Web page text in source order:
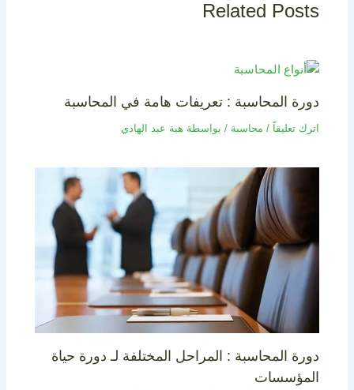
Related Posts
دورة المحاسبة : تعريفات هامة في المحاسبة
اترك تعليقاً / محاسبة / بواسطة هبة عبد الهادي
دورة المحاسبة : المراحل المختلفة لـ دورة حياة
المؤسسات